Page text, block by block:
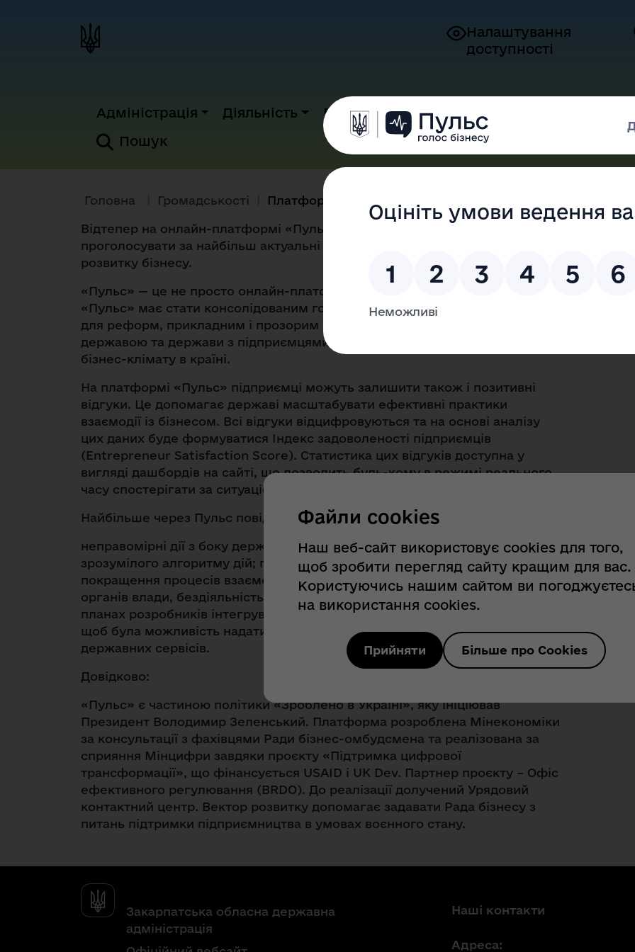
Налаштування
доступності
Адміністрація Діяльність Громадськості Про Закарпаття
Пошук
Головна Громадськості Платформа пульс
Відтепер на онлайн-платформі «Пульс» українські підприємці зможуть
проголосувати за найбільш актуальні проблеми, які перешкоджають
розвитку бізнесу.
«Пульс» — це не просто онлайн-платформа для скарг і пропозицій.
«Пульс» має стати консолідованим голосом підприємців, джерелом даних
для реформ, прикладним і прозорим інструментом взаємодії бізнесу з
державою та держави з підприємцями, який відображає реальний стан
бізнес-клімату в країні.
На платформі «Пульс» підприємці можуть залишити також і позитивні
відгуки. Це допомагає державі масштабувати ефективні практики
взаємодії із бізнесом. Всі відгуки відцифровуються та на основі аналізу
цих даних буде формуватися Індекс задоволеності підприємців
(Entrepreneur Satisfaction Score). Статистика цих відгуків доступна у
вигляді дашбордів на сайті, що дозволить будь-кому в режимі реального
часу спостерігати за ситуацією.
Найбільше через Пульс повідомляють про таке:
неправомірні дії з боку держорганів; непрозорість процедур, нестачу
зрозумілого алгоритму дій; пропозиції змін до законодавства; пропозиції
покращення процесів взаємодії "держава - підприємець"; пасивну позицію
органів влади, бездіяльність. 100% заповнених заявок прийняті в роботу. У
планах розробників інтегрувати «Пульс» до більшості державних послуг,
щоб була можливість надати миттєву оцінку максимальній кількості
державних сервісів.
Довідково:
«Пульс» є частиною політики «Зроблено в Україні», яку ініціював
Президент Володимир Зеленський. Платформа розроблена Мінекономіки
за консультації з фахівцями Ради бізнес-омбудсмена та реалізована за
сприяння Мінцифри завдяки проєкту «Підтримка цифрової
трансформації», що фінансується USAID і UK Dev. Партнер проєкту – Офіс
ефективного регулювання (BRDO). До реалізації долучений Урядовий
контактний центр. Вектор розвитку допомагає задавати Рада бізнесу з
питань підтримки підприємництва в умовах воєнного стану.
Закарпатська обласна державна
адміністрація
Наші контакти
Адреса:
Файли cookies
Наш веб-сайт використовує cookies для того,
щоб зробити перегляд сайту кращим для вас.
Користуючись нашим сайтом ви
на використання cookies.
Прийняти Більше про Cookies